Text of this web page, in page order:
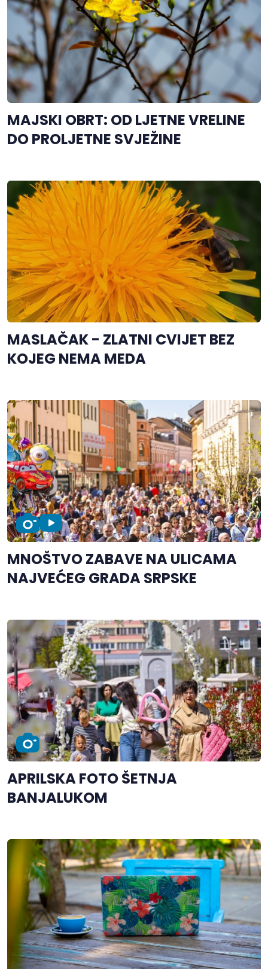
MAJSKI OBRT: OD LJETNE VRELINE
DO PROLJETNE SVJEŽINE
MASLAČAK - ZLATNI CVIJET BEZ
KOJEG NEMA MEDA
MNOŠTVO ZABAVE NA ULICAMA
NAJVEĆEG GRADA SRPSKE
APRILSKA FOTO ŠETNJA
BANJALUKOM